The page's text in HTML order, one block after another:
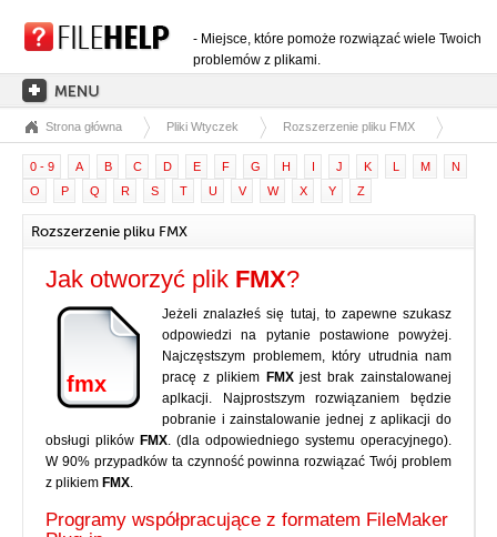
- Miejsce, które pomoże rozwiązać wiele Twoich
problemów z plikami.
STRONA GŁÓWNA
KATEGORIE ROZSZERZEŃ
KATEGORIE STEROWNIKÓW
PLIKI DLL
KONWERSJE PLIKÓW
PROGRAMY
Strona główna Pliki Wtyczek Rozszerzenie pliku FMX
0 - 9 A B C D E F G H I J K L M
N
O
P Q R S T U V W X Y Z
Rozszerzenie pliku FMX
Jak otworzyć plik FMX?
fmx
Jeżeli znalazłeś się tutaj, to zapewne szukasz
odpowiedzi na pytanie postawione powyżej.
Najczęstszym problemem, który utrudnia nam
pracę z plikiem FMXjest brak zainstalowanej
aplkacji. Najprostszym rozwiązaniem będzie
pobranie i zainstalowanie jednej z aplikacji do
obsługi plików FMX. (dla odpowiedniego systemu operacyjnego).
W 90% przypadków ta czynność powinna rozwiązać Twój problem
z plikiem FMX.
Programy współpracujące z formatem FileMaker